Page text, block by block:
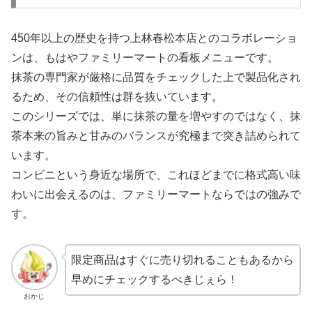
450年以上の歴史を持つ上林春松本店とのコラボレーショ
ンは、もはやファミリーマートの看板メニューです。
抹茶の専門家が厳格に品質をチェックした上で製品化され
るため、その信頼性は群を抜いています。
このシリーズでは、単に抹茶の量を増やすのではなく、抹
茶本来の旨みと甘みのバランスが究極まで突き詰められて
います。
コンビニという身近な場所で、これほどまでに格式高い味
わいに出会えるのは、ファミリーマートならではの強みで
す。
おかじ
限定商品はすぐに売り切れることもあるから
早めにチェックするべきじぇら！